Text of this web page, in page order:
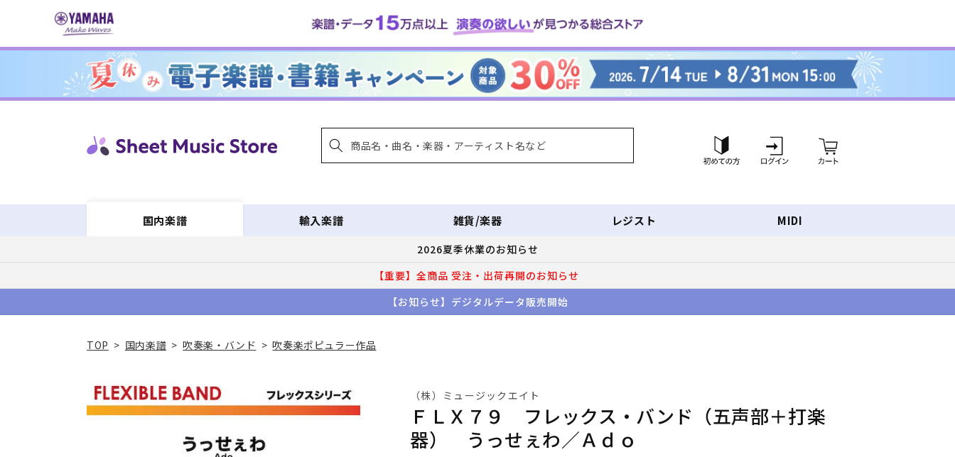
ンツに
グ
イ
ー
ト
国内楽譜 輸入楽譜 雑貨/楽器 レジスト MIDI
2026夏季休業のお知らせ
【重要】全商品 受注・出荷再開のお知らせ
【お知らせ】デジタルデータ販売開始
TOP > 国内楽譜 > 吹奏楽・バンド > 吹奏楽ポピュラー作品
報にス
キップ
（株）ミュージックエイト
ＦＬＸ７９ フレックス・バンド（五声部＋打楽
器） うっせぇわ／Ａｄｏ